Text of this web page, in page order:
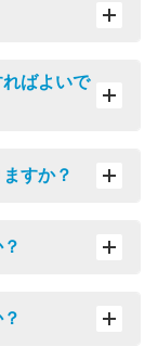
ばよいで
すか？